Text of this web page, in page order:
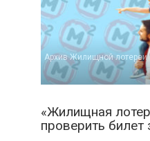
Архив Жилищной лотереи
«Жилищная
проверить билет